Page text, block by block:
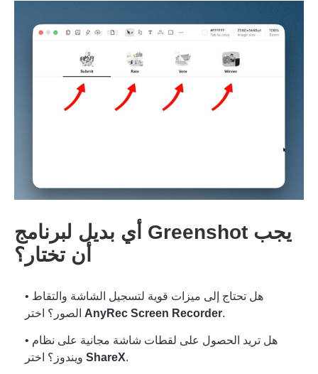
أي بديل لبرنامج Greenshot يجب
أن تختار؟
• هل تحتاج إلى ميزات قوية لتسجيل الشاشة والتقاط
AnyRec Screen Recorder.
• هل تريد الحصول على لقطات شاشة مجانية على نظام
ShareX.